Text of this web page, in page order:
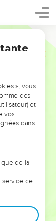
LES
les erreurs
que ce
erreurs
», vous
des
et
vos
dans
que de la
service de